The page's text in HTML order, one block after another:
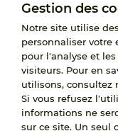
Gestion des
Notre site utilise
personnaliser votre
pour l'analyse et
visiteurs. Pour en
utilisons, consultez
Si vous refusez
informations ne
sur ce site. Un seul
Le Groupement
janvier 2023, a pour
119,
demandes d’accès
Protégée est
l’ensemble des
politique publique à
nationaux.